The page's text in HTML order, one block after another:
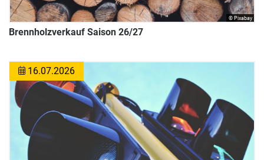
Brennholzverkauf Saison 26/27
© Pixabay
16.07.2026